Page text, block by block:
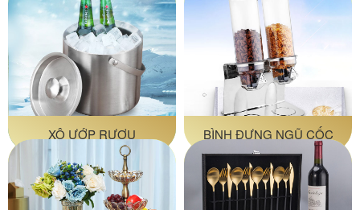
XÔ ƯỚP RƯỢU BÌNH ĐỰNG NGŨ CỐC